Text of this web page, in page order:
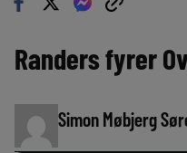
Randers fyrer
Simon Møbjerg